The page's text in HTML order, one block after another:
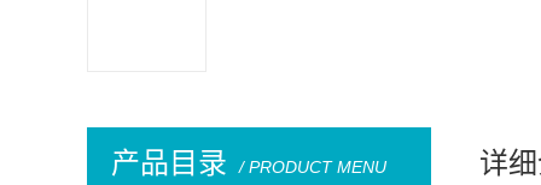
产品目录 / PRODUCT MENU 详